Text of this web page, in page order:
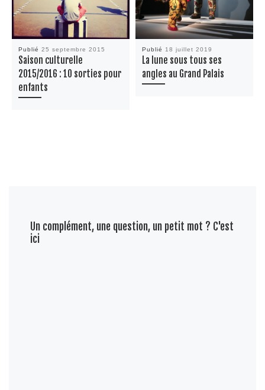
Publié25 septembre 2015
Saison culturelle
2015/2016 : 10 sorties pour
enfants
Publié 18 juillet 2019
La lune sous tous ses
angles au Grand Palais
Un complément, une question, un petit mot ? C'est
ici